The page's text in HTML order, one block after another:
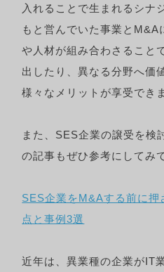
入れることで生まれるシナ
もと営んでいた事業とM&A
や人材が組み合わさること
出したり、異なる分野へ価
様々なメリットが享受でき
また、SES企業の譲受を検
の記事もぜひ参考にしてみ
SES企業をM&Aする前に押
点と事例3選
近年は、異業種の企業がIT